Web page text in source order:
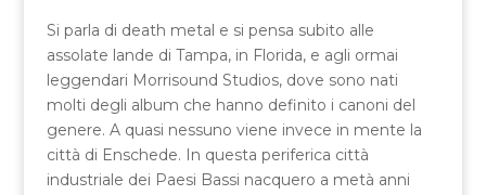
Si parla di death metal e si pensa subito alle
assolate lande di Tampa, in Florida, e agli ormai
leggendari Morrisound Studios, dove sono nati
molti degli album che hanno definito i canoni del
genere. A quasi nessuno viene invece in mente la
città di Enschede. In questa periferica città
industriale dei Paesi Bassi nacquero a metà anni